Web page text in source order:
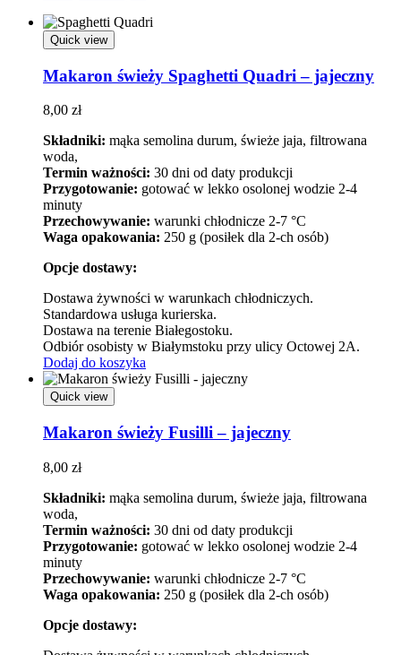
Quick view
Makaron świeży Spaghetti Quadri – jajeczny
8,00 zł
Składniki: mąka semolina durum, świeże jaja, filtrowana
woda,
Termin ważności: 30 dni od daty produkcji
Przygotowanie: gotować w lekko osolonej wodzie 2-4
minuty
Przechowywanie: warunki chłodnicze 2-7 °C
Waga opakowania: 250 g (posiłek dla 2-ch osób)
Opcje dostawy:
Dostawa żywności w warunkach chłodniczych.
Standardowa usługa kurierska.
Dostawa na terenie Białegostoku.
Odbiór osobisty w Białymstoku przy ulicy Octowej 2A.
Dodaj do koszyka
Quick view
Makaron świeży Fusilli – jajeczny
8,00 zł
Składniki: mąka semolina durum, świeże jaja, filtrowana
woda,
Termin ważności: 30 dni od daty produkcji
Przygotowanie: gotować w lekko osolonej wodzie 2-4
minuty
Przechowywanie: warunki chłodnicze 2-7 °C
Waga opakowania: 250 g (posiłek dla 2-ch osób)
Opcje dostawy: